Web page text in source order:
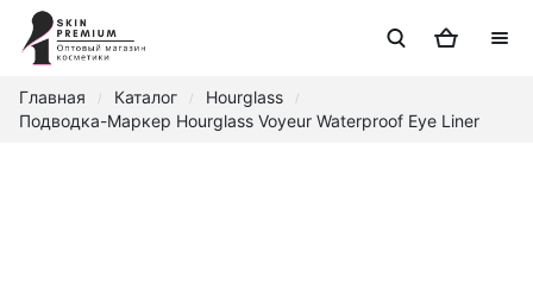
Главная / Каталог / Hourglass /
Подводка-Маркер Hourglass Voyeur Waterproof Eye Liner